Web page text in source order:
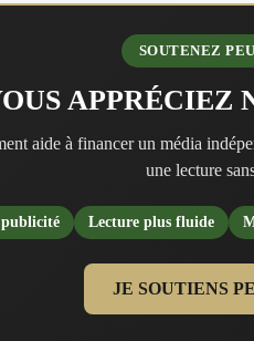
SOUTENEZ
APPRÉCIEZ
aide à financer un média
une lecture
publicité Lecture plus fluide
JE SOUTIENS